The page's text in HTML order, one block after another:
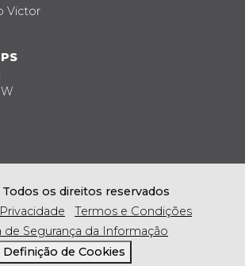
Victor
os direitos reservados
Termos e Condições
de Segurança da Informação
Definição de Cookies